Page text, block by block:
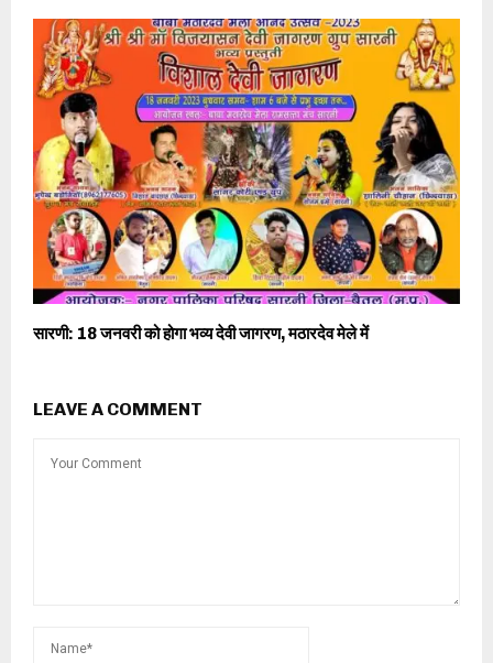
सारणी: 18 जनवरी को होगा भव्य देवी जागरण, मठारदेव मेले में
LEAVE A COMMENT